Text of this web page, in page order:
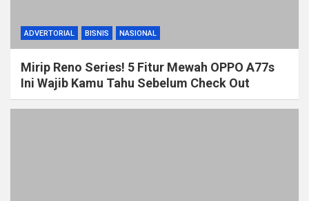
ADVERTORIAL BISNIS NASIONAL
Mirip Reno Series! 5 Fitur Mewah OPPO A77s
Ini Wajib Kamu Tahu Sebelum Check Out